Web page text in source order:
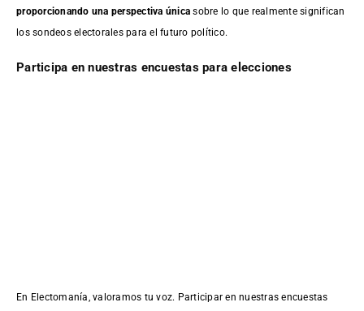
proporcionando una perspectiva única sobre lo que realmente significan
los sondeos electorales para el futuro político.
Participa en nuestras encuestas para elecciones
En Electomanía, valoramos tu voz. Participar en nuestras encuestas